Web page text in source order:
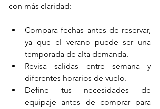
con más claridad:
Compara fechas antes de reservar,
ya que el verano puede ser una
temporada de alta demanda.
Revisa salidas entre semana y
diferentes horarios de vuelo.
Define tus necesidades de
equipaje antes de comprar para